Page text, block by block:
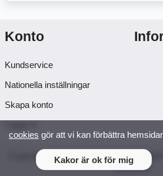
cookies gör att vi kan förbättra
Kakor är ok för mig
Konto
Kundservice
Nationella inställningar
Skapa konto
Copyright © 2026 Syosticka.se. All
LiteCart®